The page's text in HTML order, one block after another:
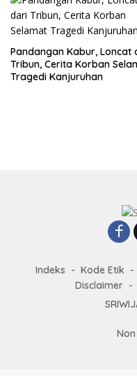
Pandangan Kabur, Loncat
Tribun, Cerita Korban
Tragedi Kanjuruhan
Indeks Kode Etik
Disclaimer